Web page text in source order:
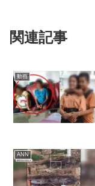
関連記事
動画
ANN